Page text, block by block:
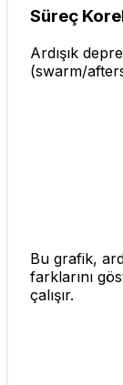
Süreç
Ardışık
(swarm/
Bu grafik,
farklarını
çalışır.